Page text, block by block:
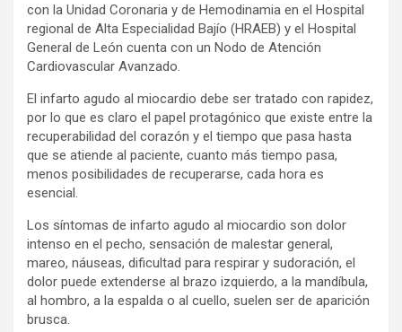
con la Unidad Coronaria y de Hemodinamia en el Hospital
regional de Alta Especialidad Bajío (HRAEB) y el Hospital
General de León cuenta con un Nodo de Atención
Cardiovascular Avanzado.
El infarto agudo al miocardio debe ser tratado con rapidez,
por lo que es claro el papel protagónico que existe entre la
recuperabilidad del corazón y el tiempo que pasa hasta
que se atiende al paciente, cuanto más tiempo pasa,
menos posibilidades de recuperarse, cada hora es
esencial.
Los síntomas de infarto agudo al miocardio son dolor
intenso en el pecho, sensación de malestar general,
mareo, náuseas, dificultad para respirar y sudoración, el
dolor puede extenderse al brazo izquierdo, a la mandíbula,
al hombro, a la espalda o al cuello, suelen ser de aparición
brusca.